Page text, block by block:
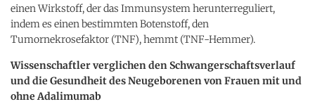
einen Wirkstoff, der das Immunsystem herunterreguliert,
indem es einen bestimmten Botenstoff, den
Tumornekrosefaktor (TNF), hemmt (TNF-Hemmer).
Wissenschaftler verglichen den Schwangerschaftsverlauf
und die Gesundheit des Neugeborenen von Frauen mit und
ohne Adalimumab